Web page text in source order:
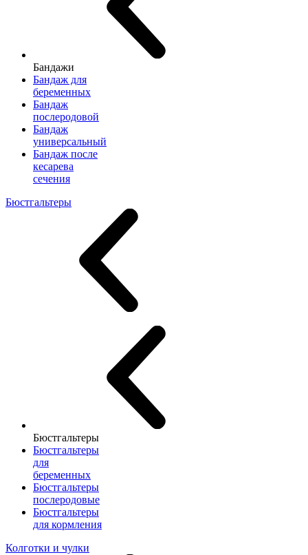
Бандажи
Бандаж для
беременных
Бандаж
послеродовой
Бандаж
универсальный
Бандаж после
кесарева
сечения
Бюстгальтеры
Бюстгальтеры
Бюстгальтеры
для
беременных
Бюстгальтеры
послеродовые
Бюстгальтеры
для кормления
Колготки и чулки